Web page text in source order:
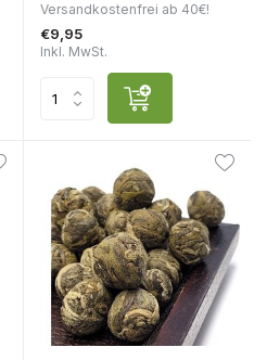
Versandkostenfrei ab 40€!
€9,95
Inkl. MwSt.